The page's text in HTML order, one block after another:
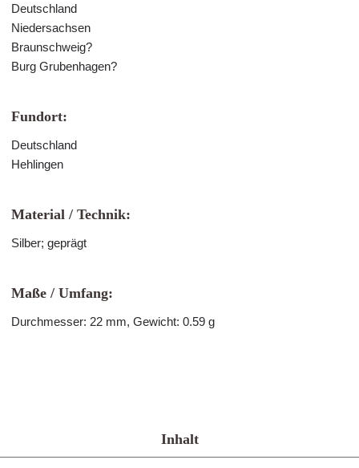
Deutschland
Niedersachsen
Braunschweig?
Burg Grubenhagen?
Fundort:
Deutschland
Hehlingen
Material / Technik:
Silber; geprägt
Maße / Umfang:
Durchmesser: 22 mm, Gewicht: 0.59 g
Inhalt